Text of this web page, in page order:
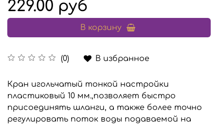
(0) В избранное
229.00 руб
В корзину
Кран игольчатый тонкой настройки
пластиковый 10 мм.,позволяет быстро
присоединять шланги, а также более точно
регулировать поток воды подаваемой на